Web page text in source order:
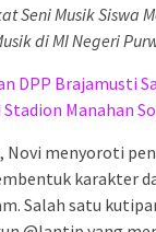
Seni Musik Siswa
di MI Negeri
DPP Brajamusti
Stadion Manahan
Novi menyoroti
karakter
Salah satu